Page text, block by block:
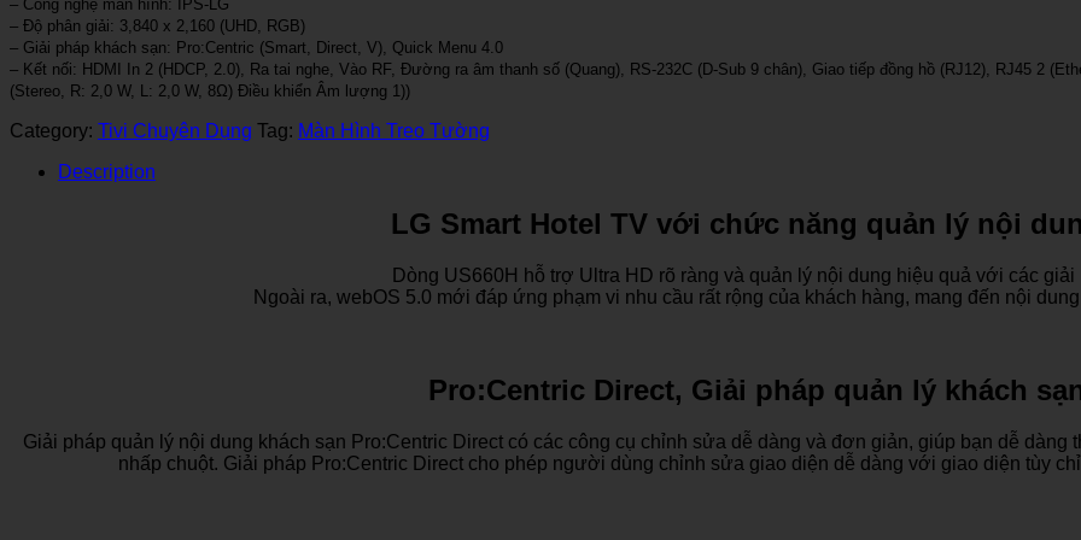
– Công nghệ màn hình: IPS-LG
– Độ phân giải: 3,840 x 2,160 (UHD, RGB)
– Giải pháp khách sạn: Pro:Centric (Smart, Direct, V), Quick Menu 4.0
– Kết nối: HDMI In 2 (HDCP, 2.0), Ra tai nghe, Vào RF, Đường ra âm thanh số (Quang), RS-232C (D-Sub 9 chân), Giao tiếp đồng hồ (RJ12), RJ45 2
(Stereo, R: 2,0 W, L: 2,0 W, 8Ω) Điều khiển Âm lượng 1))
Category: Tivi Chuyên Dụng Tag: Màn Hình Treo Tường
Description
LG Smart Hotel TV với chức năng quản lý nội
Dòng US660H hỗ trợ Ultra HD rõ ràng và quản lý nội dung hiệu quả với các giải
Ngoài ra, webOS 5.0 mới đáp ứng phạm vi nhu cầu rất rộng của khách hàng, mang đến nội
Pro:Centric Direct, Giải pháp quản lý khách
Giải pháp quản lý nội dung khách sạn Pro:Centric Direct có các công cụ chỉnh sửa dễ dàng và đơn giản, giúp bạn dễ
nhấp chuột. Giải pháp Pro:Centric Direct cho phép người dùng chỉnh sửa giao diện dễ dàng với giao diện tùy